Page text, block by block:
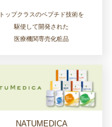
トップクラスのペプチド技術を
駆使して開発された
医療機関専売化粧品
NATUMEDICA